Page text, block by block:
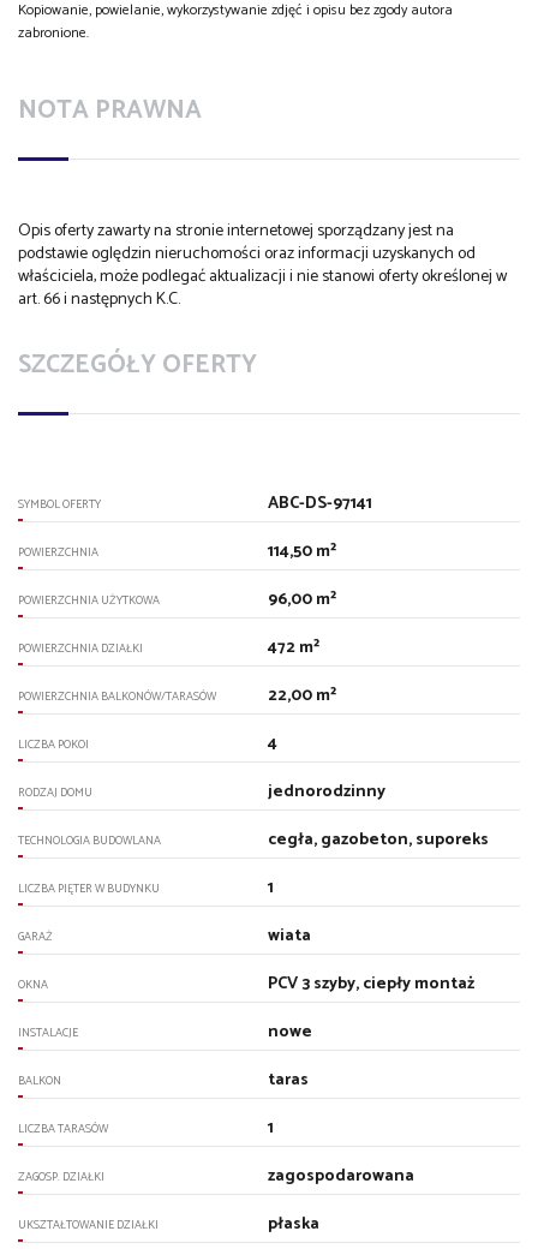
Kopiowanie, powielanie, wykorzystywanie zdjęć i opisu bez zgody autora
zabronione.
NOTA PRAWNA
Opis oferty zawarty na stronie internetowej sporządzany jest na
podstawie oględzin nieruchomości oraz informacji uzyskanych od
właściciela, może podlegać aktualizacji i nie stanowi oferty określonej w
art. 66 i następnych K.C.
SZCZEGÓŁY OFERTY
SYMBOL OFERTY ABC-DS-97141
POWIERZCHNIA 114,50 m²
POWIERZCHNIA UŻYTKOWA 96,00 m²
POWIERZCHNIA DZIAŁKI 472 m²
POWIERZCHNIA BALKONÓW/TARASÓW 22,00 m²
LICZBA POKOI 4
RODZAJ DOMU jednorodzinny
TECHNOLOGIA BUDOWLANA cegła, gazobeton, suporeks
LICZBA PIĘTER W BUDYNKU 1
GARAŻ wiata
OKNA PCV 3 szyby, ciepły montaż
INSTALACJE nowe
BALKON taras
LICZBA TARASÓW 1
ZAGOSP. DZIAŁKI zagospodarowana
UKSZTAŁTOWANIE DZIAŁKI płaska